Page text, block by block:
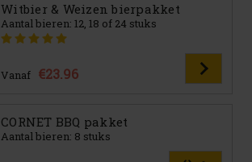
Witbier & Weizen bierpakket
Aantal bieren: 12, 18 of 24 stuks
Vanaf €23.96
CORNET BBQ pakket
Aantal bieren: 8 stuks